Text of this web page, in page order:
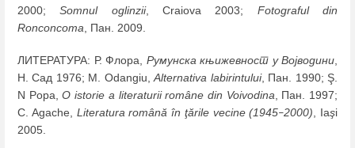
2000;Somnul oglinzii, Craiova 2003; Fotograful din
Ronconcoma , Пан. 2009.
ЛИТЕРАТУРА: Р. Флора, Румунска књижевност у Војводини
Н. Сад 1976; M. Odangiu,Alternativa labirintului, Пан. 1990; Ş.
N Popa,O istorie a literaturii române din Voivodina , Пан. 1997;
C. Agache, Literatura română în ţările vecine (1945–2000) , Iaşi
2005.